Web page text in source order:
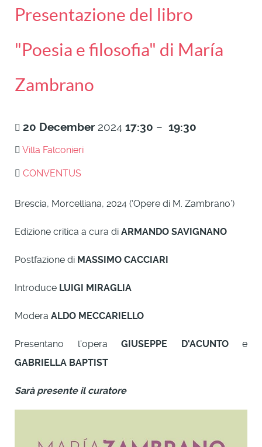
Presentazione del libro
"Poesia e filosofia" di María
Zambrano
20 December 2024 17:30 – 19:30
Villa Falconieri
CONVENTUS
Brescia, Morcelliana, 2024 (‘Opere di M. Zambrano’)
Edizione critica a cura di ARMANDO SAVIGNANO
Postfazione di MASSIMO CACCIARI
Introduce LUIGI MIRAGLIA
Modera ALDO MECCARIELLO
Presentano l'opera GIUSEPPE D'ACUNTOe
GABRIELLA BAPTIST
Sarà presente il curatore